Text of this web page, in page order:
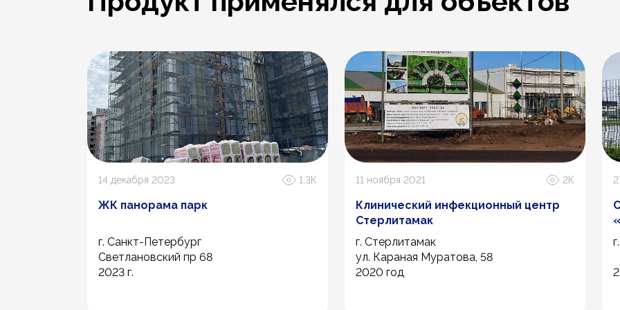
14 декабря 2023 1.3К
ЖК панорама парк
г. Санкт-Петербург
Светлановский пр 68
2023 г.
11 ноября 2021 2К
Клинический инфекционный центр
Стерлитамак
г. Стерлитамак
ул. Караная Муратова, 58
2020 год